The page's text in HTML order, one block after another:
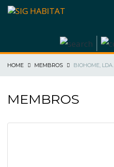
HOME MEMBROS BIOHOME, LDA.
MEMBROS